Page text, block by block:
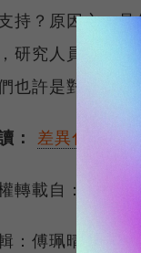
持？原因之一
研究人員對民選
也許是對的，但
： 差異化，讓
轉載自：
：傅珮晴、侯品